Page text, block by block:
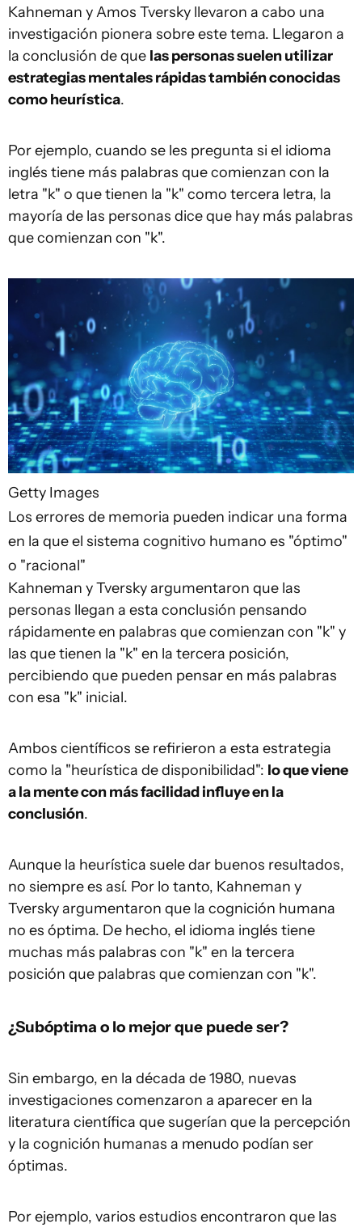
Kahneman y Amos Tversky llevaron a cabo una
investigación pionera sobre este tema. Llegaron a
la conclusión de que las personas suelen utilizar
estrategias mentales rápidas también conocidas
como heurística.
Por ejemplo, cuando se les pregunta si el idioma
inglés tiene más palabras que comienzan con la
letra "k" o que tienen la "k" como tercera letra, la
mayoría de las personas dice que hay más palabras
que comienzan con "k".
Getty Images
Los errores de memoria pueden indicar una forma
en la que el sistema cognitivo humano es "óptimo"
o "racional"
Kahneman y Tversky argumentaron que las
personas llegan a esta conclusión pensando
rápidamente en palabras que comienzan con "k" y
las que tienen la "k" en la tercera posición,
percibiendo que pueden pensar en más palabras
con esa "k" inicial.
Ambos científicos se refirieron a esta estrategia
como la "heurística de disponibilidad": lo que viene
a la mente con más facilidad influye en la
conclusión.
Aunque la heurística suele dar buenos resultados,
no siempre es así. Por lo tanto, Kahneman y
Tversky argumentaron que la cognición humana
no es óptima. De hecho, el idioma inglés tiene
muchas más palabras con "k" en la tercera
posición que palabras que comienzan con "k".
¿Subóptima o lo mejor que puede ser?
Sin embargo, en la década de 1980, nuevas
investigaciones comenzaron a aparecer en la
literatura científica que sugerían que la percepción
y la cognición humanas a menudo podían ser
óptimas.
Por ejemplo, varios estudios encontraron que las